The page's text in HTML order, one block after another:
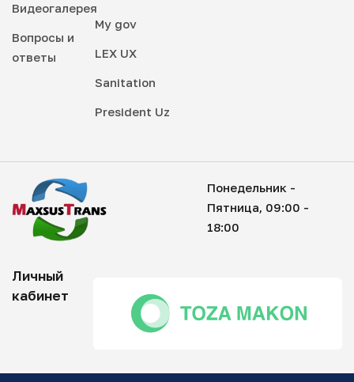
Видеогалерея
Вопросы и
ответы
My gov
LEX UX
Sanitation
President Uz
Понедельник -
Пятница, 09:00 -
18:00
Личный
кабинет